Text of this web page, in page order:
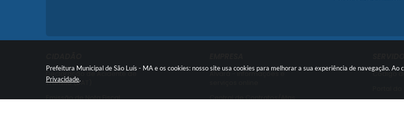
Prefeitura Municipal de São Luís - MA e os cookies: nosso site usa cookies para melhorar a sua experiência de navegação. Ao
Privacidade.
Declaração de Acidente de
Trânsito (DAT)
Emissão de Nota Fiscal
Alvará - informações e
Central de Contratos/Atas
Código